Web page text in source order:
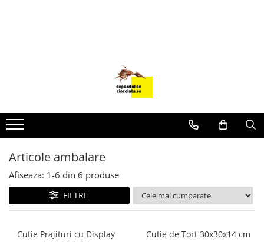
GLAZURI, UMPLUTURI, CREME
USTENSILE SI FORME SILICON
PASTA DE ZAHAR
AMBALAJE
DIVERSE
FRISCA, UNT, LAPTE CONDENSAT
Articole ambalare
Afiseaza: 1-6 din 6 produse
FILTRE
Cutie Prajituri cu Display
Cutie de Tort 30x30x14 cm